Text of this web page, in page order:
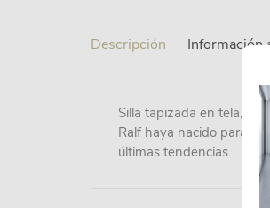
Descripción Información
Silla tapizada en tela,
Ralf haya nacido para
últimas tendencias.